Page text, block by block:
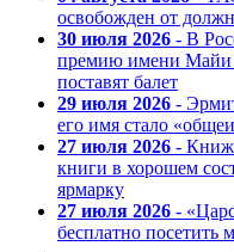
освобожден от
30 июля 2026 - В
премию имени Майи
поставят балет
29 июля 2026 -
его имя стало
27 июля 2026 -
книги в хорошем
ярмарку
27 июля 2026 -
бесплатно